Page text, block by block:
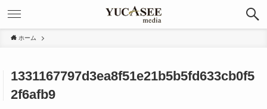
ホーム
1331167797d3ea8f51e21b5b5fd633cb0f5
2f6afb9